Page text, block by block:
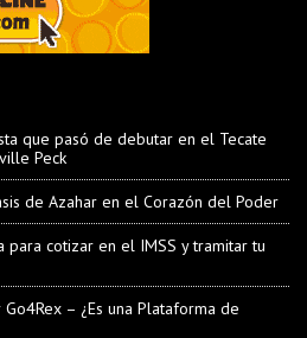
que pasó de debutar en el Tecate
Peck
de Azahar en el Corazón del Poder
para cotizar en el IMSS y tramitar tu
– ¿Es una Plataforma de